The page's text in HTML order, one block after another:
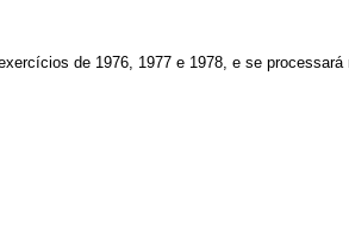
de 1976, 1977 e 1978, e se processará